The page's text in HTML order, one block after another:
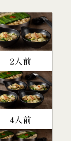
2人前
4人前